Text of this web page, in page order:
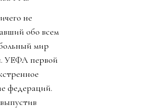
не
обо всем
мир
УЕФА первой
федераций.